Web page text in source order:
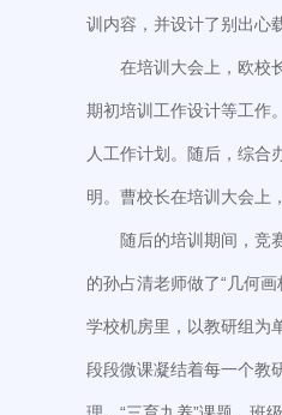
训内容，并设计了别出心
在培训大会上，欧校
期初培训工作设计等工作
人工作计划。随后，综合
明。曹校长在培训大会上
随后的培训期间，竞
的孙占清老师做了“几何
学校机房里，以教研组为
段段微课凝结着每一个教